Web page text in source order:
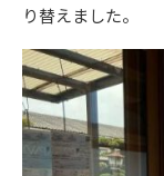
り替えました。